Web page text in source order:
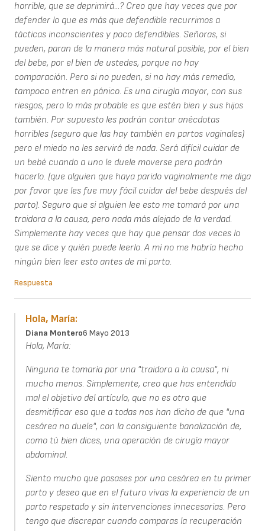
horrible, que se deprimirá...? Creo que hay veces que por
defender lo que es más que defendible recurrimos a
tácticas inconscientes y poco defendibles. Señoras, si
pueden, paran de la manera más natural posible, por el bien
del bebe, por el bien de ustedes, porque no hay
comparación. Pero si no pueden, si no hay más remedio,
tampoco entren en pánico. Es una cirugía mayor, con sus
riesgos, pero lo más probable es que estén bien y sus hijos
también. Por supuesto les podrán contar anécdotas
horribles (seguro que las hay también en partos vaginales)
pero el miedo no les servirá de nada. Será difícil cuidar de
un bebé cuando a uno le duele moverse pero podrán
hacerlo. (que alguien que haya parido vaginalmente me diga
por favor que les fue muy fácil cuidar del bebe después del
parto). Seguro que si alguien lee esto me tomará por una
traidora a la causa, pero nada más alejado de la verdad.
Simplemente hay veces que hay que pensar dos veces lo
que se dice y quién puede leerlo. A mí no me habría hecho
ningún bien leer esto antes de mi parto.
Respuesta
Hola, María:
Diana Montero6 Mayo 2013
Hola, María:
Ninguna te tomaría por una "traidora a la causa", ni
mucho menos. Simplemente, creo que has entendido
mal el objetivo del artículo, que no es otro que
desmitificar eso que a todas nos han dicho de que "una
cesárea no duele", con la consiguiente banalización de,
como tú bien dices, una operación de cirugía mayor
abdominal.
Siento mucho que pasases por una cesárea en tu primer
parto y deseo que en el futuro vivas la experiencia de un
parto respetado y sin intervenciones innecesarias. Pero
tengo que discrepar cuando comparas la recuperación